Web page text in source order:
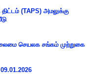
திட்டம் (TAPS) அமலுக்கு
தலைமை செயலக சங்கம் முற்றுகை